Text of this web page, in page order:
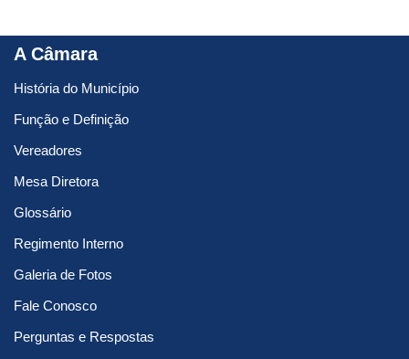
A Câmara
História do Município
Função e Definição
Vereadores
Mesa Diretora
Glossário
Regimento Interno
Galeria de Fotos
Fale Conosco
Perguntas e Respostas